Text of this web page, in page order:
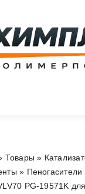
Товары »
» Пеногасители
PG-19571K